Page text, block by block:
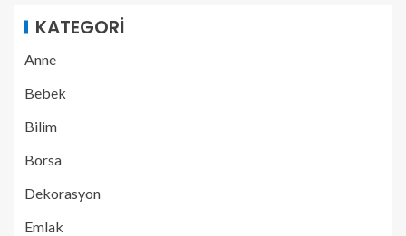
KATEGORI
Anne
Bebek
Bilim
Borsa
Dekorasyon
Emlak